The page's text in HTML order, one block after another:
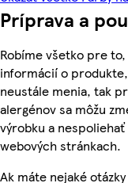
Príprava a
Robíme všetko pre
informácií o
neustále menia, tak
alergénov sa môžu
výrobku a
webových stránkach.
Ak máte nejaké